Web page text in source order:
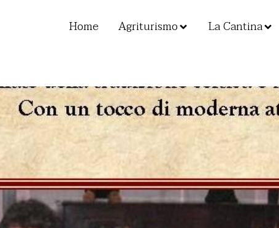
Home Agriturismo La Cantina